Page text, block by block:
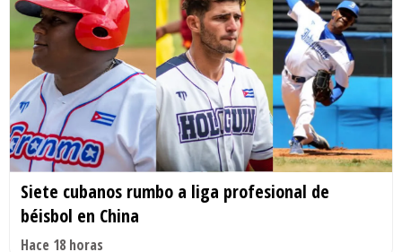
Siete cubanos rumbo a liga profesional de
béisbol en China
Hace 18 horas